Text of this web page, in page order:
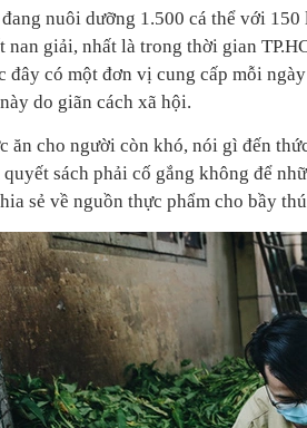
nuôi dưỡng 1.500 cá thể với
nan giải, nhất là trong thời gian
đây có một đơn vị cung cấp mỗi
do giãn cách xã hội.
ăn cho người còn khó, nói gì đến
quyết sách phải cố gắng không để
sẻ về nguồn thực phẩm cho bầy